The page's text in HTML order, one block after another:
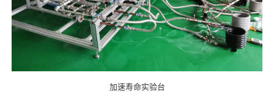
加速寿命实验台